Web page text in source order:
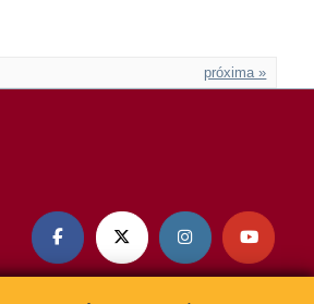
próxima »
   